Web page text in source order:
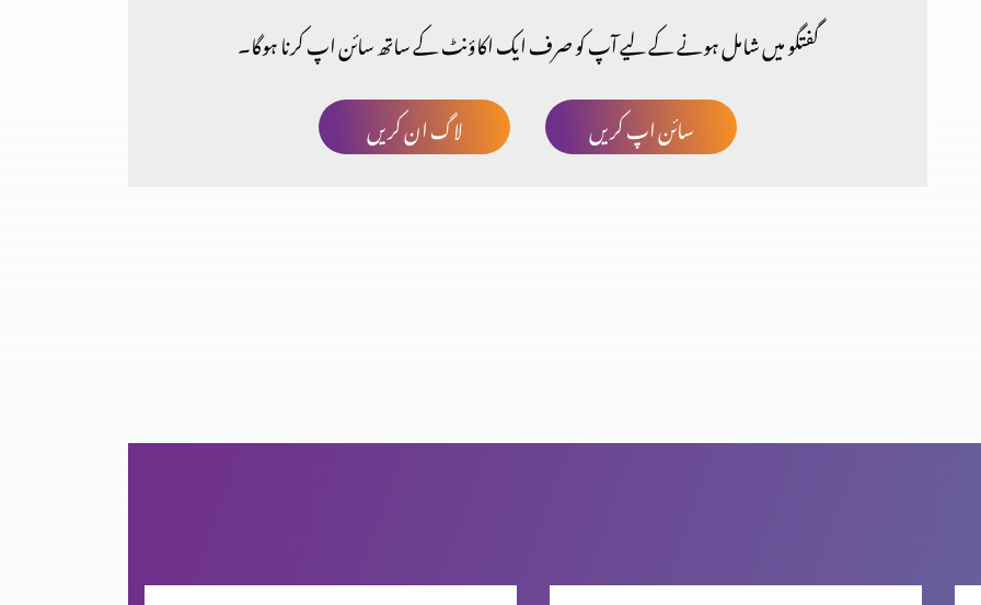
گفتگو میں شامل ہونے کے لیے آپ کو صرف ایک اکاؤنٹ کے ساتھ سائن اپ کرنا ہوگا۔
لاگ ان کریں
سائن اپ کریں